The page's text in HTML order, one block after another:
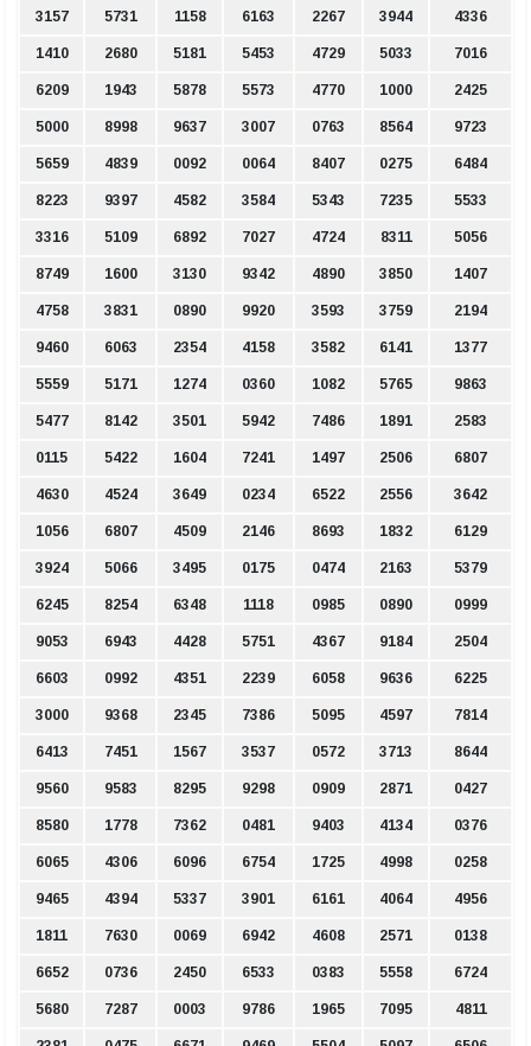
3157 5731 1158 6163 2267 3944 4336
1410 2680 5181 5453 4729 5033 7016
6209 1943 5878 5573 4770 1000 2425
5000 8998 9637 3007 0763 8564 9723
5659 4839 0092 0064 8407 0275 6484
8223 9397 4582 3584 5343 7235 5533
3316 5109 6892 7027 4724 8311 5056
8749 1600 3130 9342 4890 3850 1407
4758 3831 0890 9920 3593 3759 2194
9460 6063 2354 4158 3582 6141 1377
5559 5171 1274 0360 1082 5765 9863
5477 8142 3501 5942 7486 1891 2583
0115 5422 1604 7241 1497 2506 6807
4630 4524 3649 0234 6522 2556 3642
1056 6807 4509 2146 8693 1832 6129
3924 5066 3495 0175 0474 2163 5379
6245 8254 6348 1118 0985 0890 0999
9053 6943 4428 5751 4367 9184 2504
6603 0992 4351 2239 6058 9636 6225
3000 9368 2345 7386 5095 4597 7814
6413 7451 1567 3537 0572 3713 8644
9560 9583 8295 9298 0909 2871 0427
8580 1778 7362 0481 9403 4134 0376
6065 4306 6096 6754 1725 4998 0258
9465 4394 5337 3901 6161 4064 4956
1811 7630 0069 6942 4608 2571 0138
6652 0736 2450 6533 0383 5558 6724
5680 7287 0003 9786 1965 7095 4811